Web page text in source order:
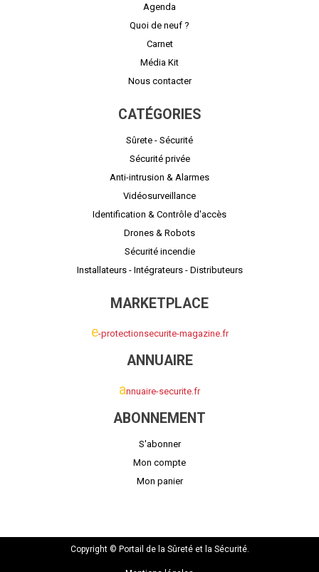
Agenda
Quoi de neuf ?
Carnet
Média Kit
Nous contacter
CATÉGORIES
Sûrete - Sécurité
Sécurité privée
Anti-intrusion & Alarmes
Vidéosurveillance
Identification & Contrôle d'accès
Drones & Robots
Sécurité incendie
Installateurs - Intégrateurs - Distributeurs
MARKETPLACE
e-protectionsecurite-magazine.fr
ANNUAIRE
annuaire-securite.fr
ABONNEMENT
S'abonner
Mon compte
Mon panier
Copyright © Portail de la Sûreté et la Sécurité.